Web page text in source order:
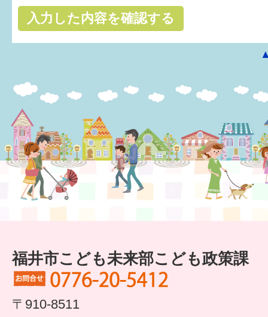
福井市こども未来部こども政策課
〒910-8511
はぐくむ.net相談コーナー
みんなの知恵袋
食育
福井市図書館オススメの本
お出かけ情報
病気・けが 基本情報
パパもママも子育て
ソーシャルメディア
すまいるサポート行事案内